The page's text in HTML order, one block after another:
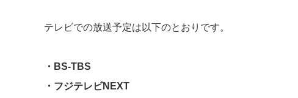
テレビでの放送予定は以下のとおりです。
・BS-TBS
・フジテレビNEXT